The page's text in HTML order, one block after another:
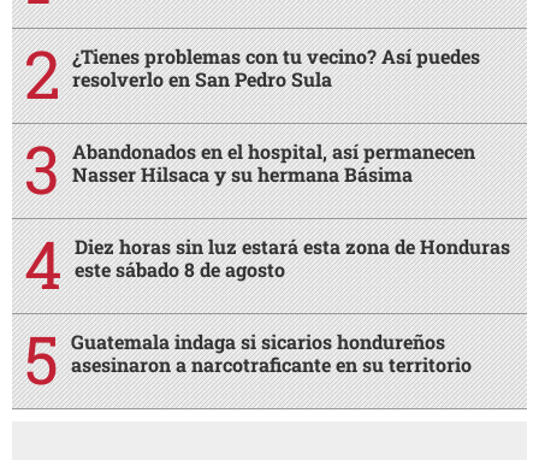
¿Tienes problemas con tu vecino? Así puedes
resolverlo en San Pedro Sula
Abandonados en el hospital, así permanecen
Nasser Hilsaca y su hermana Básima
Diez horas sin luz estará esta zona de Honduras
este sábado 8 de agosto
Guatemala indaga si sicarios hondureños
asesinaron a narcotraficante en su territorio